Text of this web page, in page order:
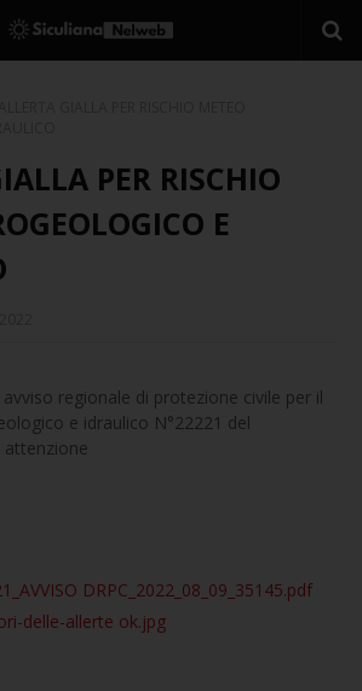
PER RISCHIO
E
regionale di protezione civile per il
e idraulico N°22221 del
attenzione
DRPC_2022_08_09_35145.pdf
delle-allerte ok.jpg